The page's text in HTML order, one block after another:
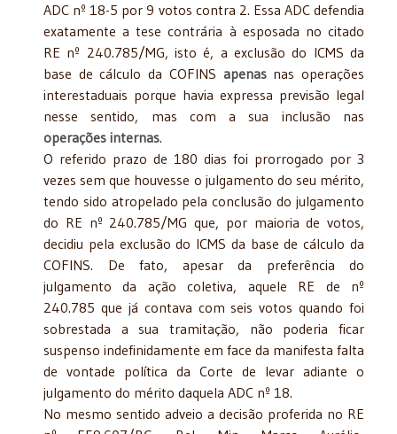
ADC nº 18-5 por 9 votos contra 2. Essa ADC defendia
exatamente a tese contrária à esposada no citado
RE nº 240.785/MG, isto é, a exclusão do ICMS da
base de cálculo da COFINS apenasnas operações
interestaduais porque havia expressa previsão legal
nesse sentido, mas com a sua inclusão nas
operações internas.
O referido prazo de 180 dias foi prorrogado por 3
vezes sem que houvesse o julgamento do seu mérito,
tendo sido atropelado pela conclusão do julgamento
do RE nº 240.785/MG que, por maioria de votos,
decidiu pela exclusão do ICMS da base de cálculo da
COFINS. De fato, apesar da preferência do
julgamento da ação coletiva, aquele RE de nº
240.785 que já contava com seis votos quando foi
sobrestada a sua tramitação, não poderia ficar
suspenso indefinidamente em face da manifesta falta
de vontade política da Corte de levar adiante o
julgamento do mérito daquela ADC nº 18.
No mesmo sentido adveio a decisão proferida no RE